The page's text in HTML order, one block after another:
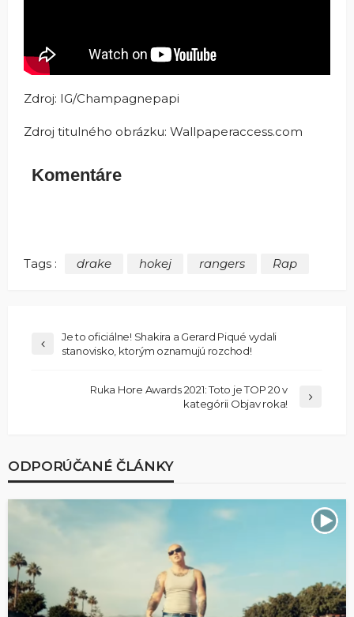
Zdroj: IG/Champagnepapi
Zdroj titulného obrázku: Wallpaperaccess.com
Komentáre
Tags : drake hokej rangers Rap
Je to oficiálne! Shakira a Gerard Piqué vydali
stanovisko, ktorým oznamujú rozchod!
Ruka Hore Awards 2021: Toto je TOP 20 v
kategórii Objav roka!
ODPORÚČANÉ ČLÁNKY